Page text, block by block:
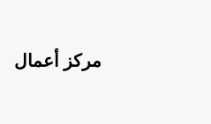
مركز أعمال